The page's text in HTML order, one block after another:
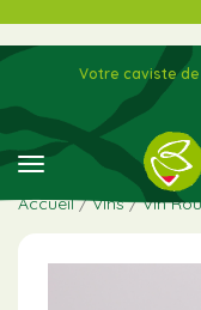
toggle
Votre caviste
Accueil/Vins/Vin